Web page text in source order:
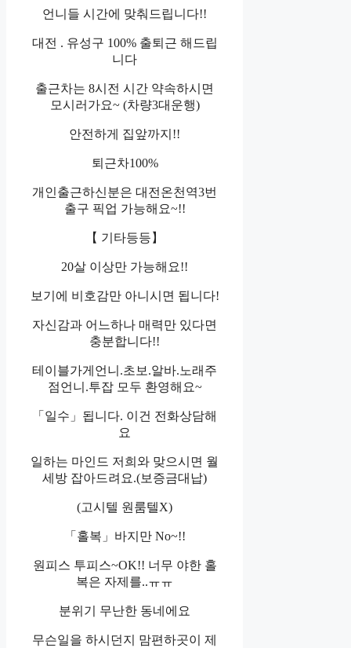
언니들 시간에 맞춰드립니다!!
대전 . 유성구 100% 출퇴근 해드립
니다
출근차는 8시전 시간 약속하시면
모시러가요~ (차량3대운행)
안전하게 집앞까지!!
퇴근차100%
개인출근하신분은 대전온천역3번
출구 픽업 가능해요~!!
【 기타등등】
20살 이상만 가능해요!!
보기에 비호감만 아니시면 됩니다!
자신감과 어느하나 매력만 있다면
충분합니다!!
테이블가게언니.초보.알바.노래주
점언니.투잡 모두 환영해요~
「일수」됩니다. 이건 전화상담해
요
일하는 마인드 저희와 맞으시면 월
세방 잡아드려요.(보증금대납)
(고시텔 원룸텔X)
「홀복」바지만 No~!!
원피스 투피스~OK!! 너무 야한 홀
복은 자제를..ㅠㅠ
분위기 무난한 동네에요
무슨일을 하시던지 맘편하곳이 제